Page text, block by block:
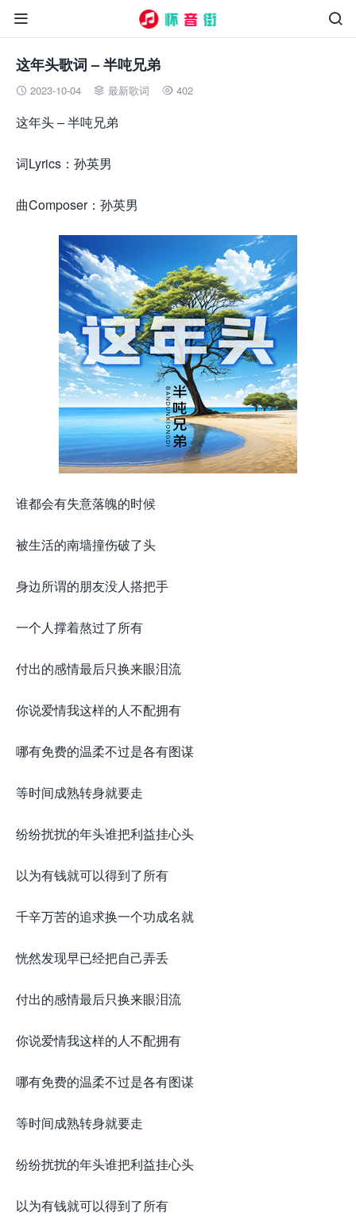


这年头歌词 – 半吨兄弟
 2023-10-04  最新歌词  402
这年头 – 半吨兄弟
词Lyrics：孙英男
曲Composer：孙英男
谁都会有失意落魄的时候
被生活的南墙撞伤破了头
身边所谓的朋友没人搭把手
一个人撑着熬过了所有
付出的感情最后只换来眼泪流
你说爱情我这样的人不配拥有
哪有免费的温柔不过是各有图谋
等时间成熟转身就要走
纷纷扰扰的年头谁把利益挂心头
以为有钱就可以得到了所有
千辛万苦的追求换一个功成名就
恍然发现早已经把自己弄丢
付出的感情最后只换来眼泪流
你说爱情我这样的人不配拥有
哪有免费的温柔不过是各有图谋
等时间成熟转身就要走
纷纷扰扰的年头谁把利益挂心头
以为有钱就可以得到了所有